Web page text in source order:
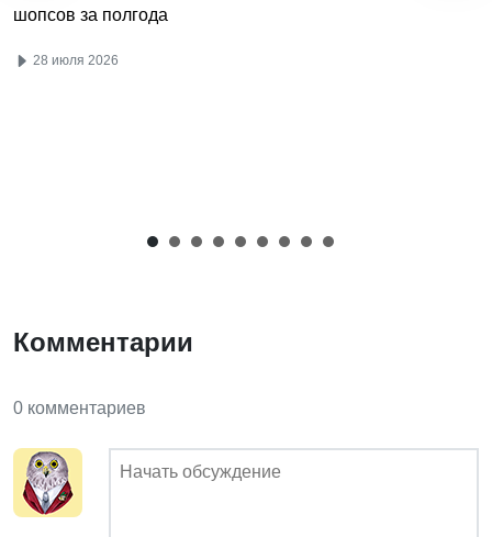
шопсов за полгода
28 июля 2026
Комментарии
0 комментариев